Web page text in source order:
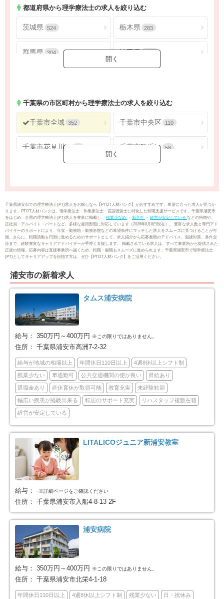
都道府県から理学療法士の求人を絞り込む
茨城県 524 栃木県 283
群馬県 304 埼玉県
神奈川県 2686
千葉県の市区町村から理学療法士の求人を絞り込む
千葉市全域 352 千葉市中央区 110
千葉市花見川区 千葉市稲毛区 58
市川市 88 船橋市 176
館山市 14 木更津市 20
松戸市 136
茂原市 成田市
佐倉市 49
旭市 9
柏市 122 勝浦市 1
市原市 51 流山市 46
八千代市 54
鴨川市 12 鎌ケ谷市 47
君津市 2
浦安市 46
袖ケ浦市 11 八街市 17
印西市 23
富里市 12 南房総市
匝瑳市 4 香取市 16
千葉県浦安市での理学療法士(PT)求人をお探しなら【PTOT人材バンク】がおすすめです。希望に合った求人が見つか
ります。PTOT人材バンクは、理学療法士・作業療法士・言語聴覚士に特化した転職支援サービスです。千葉県浦安市
をはじめ、全国の理学療法士(PT)求人を豊富に掲載し、 残業少なめ ・ 新卒可 ・ 経営が安定している などの特徴や、
正社員・アルバイト・パートなど、多様な雇用形態に対応しています（2026年8月8日現在）。 豊富な求人数と専門アド
バイザーのサポートにより、年収・勤務地・勤務形態などの希望条件にマッチした求人をスムーズに見つけることが可
能。さらに、転職活動を円滑に進めるためのサポートとして、求人紹介から応募書類のアドバイス、面接対策、条件交
渉まで、経験豊富なキャリアアドバイザーが手厚く支援します。 掲載されている求人は、すべて事業所から提供された
正規の情報。応募内容は直接事業所へ届くため、転職・復職もスムーズに進められます。千葉県浦安市で理学療法士
(PT)としてキャリアアップを目指す方は、ぜひ【PTOT人材バンク】をご活用ください。
浦安市の新着求人
タムス浦安病院
給与： 350万円～400万円 ※この限りではありません。
住所： 千葉県浦安市高洲7-2-32
給与が地域の相場以上 年間休日110日以上 4週8休以上シフト制
残業少ない 車通勤可 公共交通機関の便が良い 昇給あり
退職金あり 産休育休が取得可能 教育充実 未経験歓迎
幅広い疾患が経験出来る 転居のサポート充実 リハスタッフ複数在籍
経営が安定している
LITALICOジュニア新浦安教室
給与： -※詳細ページをご確認ください
住所： 千葉県浦安市入船4-8-13 2F
浦安病院
給与： 350万円～400万円 ※この限りではありません。
住所： 千葉県浦安市北栄4-1-18
年間休日110日以上 4週8休以上シフト制 残業少ない 日・祝休み